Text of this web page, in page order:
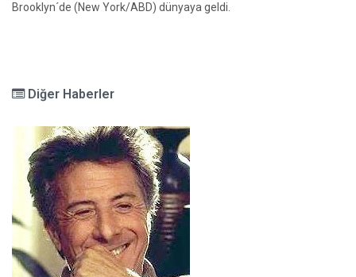
Brooklyn´de (New York/ABD) dünyaya geldi.
Diğer Haberler